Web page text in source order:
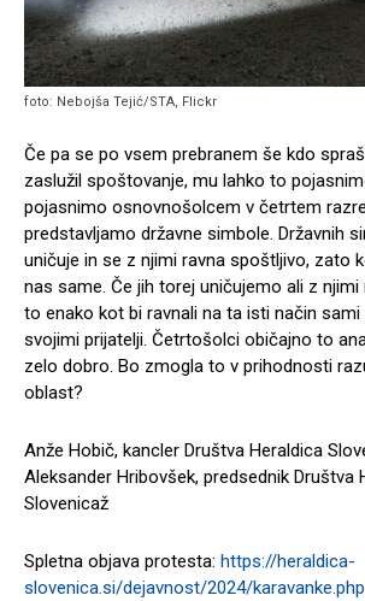
foto: Nebojša Tejić/STA, Flickr
Če pa se po vsem prebranem še kdo
zaslužil spoštovanje, mu lahko to
pojasnimo osnovnošolcem v četrtem
predstavljamo državne simbole. Državnih
uničuje in se z njimi ravna spoštljivo, zato
nas same. Če jih torej uničujemo ali z njimi
to enako kot bi ravnali na ta isti način
svojimi prijatelji. Četrtošolci običajno to
zelo dobro. Bo zmogla to v prihodnosti
oblast?
Anže Hobič, kancler Društva Heraldica
Aleksander Hribovšek, predsednik Društva
Slovenicaž
Spletna objava protesta: https://heraldica-
slovenica.si/dejavnost/2024/karavanke.php